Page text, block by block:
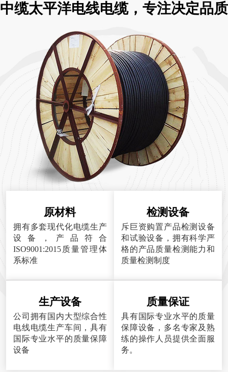
中缆太平洋电线电缆，专注决定品质
原材料
拥有多套现代化电缆生产
设备，产品符合
ISO9001:2015质量管理体
系标准
检测设备
斥巨资购置产品检测设备
和试验设备，拥有科学严
格的产品质量检测能力和
质量检测制度
生产设备
公司拥有国内大型综合性
电线电缆生产车间，具有
国际专业水平的质量保障
设备
质量保证
具有国际专业水平的质量
保障设备，多名专家及熟
练的操作人员提供全面服
务。